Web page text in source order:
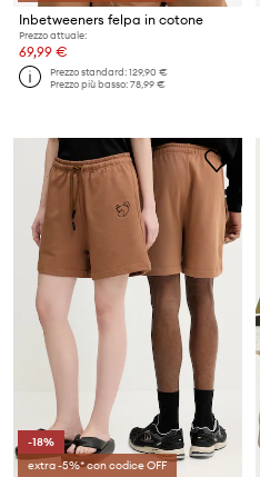
Inbetweeners felpa in cotone
Prezzo attuale:
69,99 €
Prezzo standard:129,90 €
Prezzo più basso:78,99 €
-18%
extra -5%* con codice OFF